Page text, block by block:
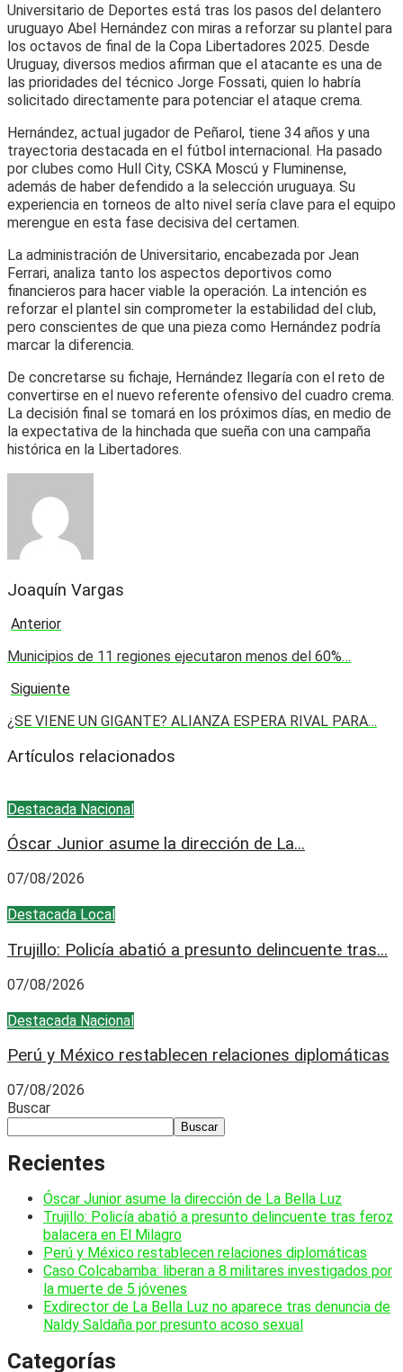
Universitario de Deportes está tras los pasos del delantero
uruguayo Abel Hernández con miras a reforzar su plantel para
los octavos de final de la Copa Libertadores 2025. Desde
Uruguay, diversos medios afirman que el atacante es una de
las prioridades del técnico Jorge Fossati, quien lo habría
solicitado directamente para potenciar el ataque crema.
Hernández, actual jugador de Peñarol, tiene 34 años y una
trayectoria destacada en el fútbol internacional. Ha pasado
por clubes como Hull City, CSKA Moscú y Fluminense,
además de haber defendido a la selección uruguaya. Su
experiencia en torneos de alto nivel sería clave para el equipo
merengue en esta fase decisiva del certamen.
La administración de Universitario, encabezada por Jean
Ferrari, analiza tanto los aspectos deportivos como
financieros para hacer viable la operación. La intención es
reforzar el plantel sin comprometer la estabilidad del club,
pero conscientes de que una pieza como Hernández podría
marcar la diferencia.
De concretarse su fichaje, Hernández llegaría con el reto de
convertirse en el nuevo referente ofensivo del cuadro crema.
La decisión final se tomará en los próximos días, en medio de
la expectativa de la hinchada que sueña con una campaña
histórica en la Libertadores.
Joaquín Vargas
Anterior
Municipios de 11 regiones ejecutaron menos del 60%…
Siguiente
¿SE VIENE UN GIGANTE? ALIANZA ESPERA RIVAL PARA…
Artículos relacionados
Destacada Nacional
Óscar Junior asume la dirección de La...
07/08/2026
Destacada Local
Trujillo: Policía abatió a presunto delincuente tras...
07/08/2026
Destacada Nacional
Perú y México restablecen relaciones diplomáticas
07/08/2026
Buscar
Buscar
Recientes
Óscar Junior asume la dirección de La Bella Luz
Trujillo: Policía abatió a presunto delincuente tras feroz
balacera en El Milagro
Perú y México restablecen relaciones diplomáticas
Caso Colcabamba: liberan a 8 militares investigados por
la muerte de 5 jóvenes
Exdirector de La Bella Luz no aparece tras denuncia de
Naldy Saldaña por presunto acoso sexual
Categorías